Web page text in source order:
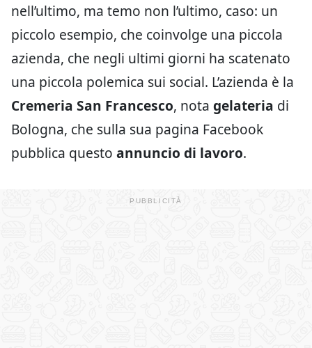
nell’ultimo, ma temo non l’ultimo, caso: un
piccolo esempio, che coinvolge una piccola
azienda, che negli ultimi giorni ha scatenato
una piccola polemica sui social. L’azienda è la
Cremeria San Francesco, nota gelateria di
Bologna, che sulla sua pagina Facebook
pubblica questo annuncio di lavoro.